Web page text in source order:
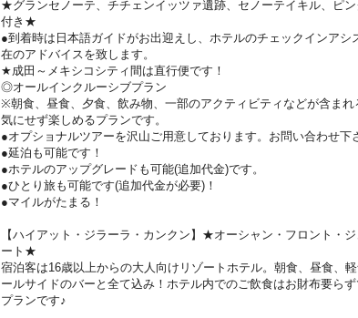
★グランセノーテ、チチェンイッツァ遺跡、セノーテイキル、ピ
付き★
●到着時は日本語ガイドがお出迎えし、ホテルのチェックインアシ
在のアドバイスを致します。
★成田～メキシコシティ間は直行便です！
◎オールインクルーシブプラン
※朝食、昼食、夕食、飲み物、一部のアクティビティなどが含まれ
気にせず楽しめるプランです。
●オプショナルツアーを沢山ご用意しております。お問い合わせ下
●延泊も可能です！
●ホテルのアップグレードも可能(追加代金)です。
●ひとり旅も可能です(追加代金が必要)！
●マイルがたまる！
【ハイアット・ジラーラ・カンクン】★オーシャン・フロント・
ート★
宿泊客は16歳以上からの大人向けリゾートホテル。朝食、昼食、
ールサイドのバーと全て込み！ホテル内でのご飲食はお財布要ら
プランです♪